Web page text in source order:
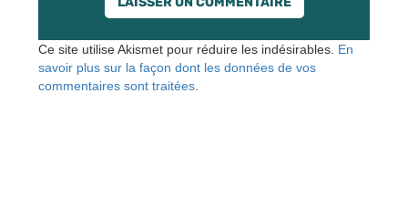
Ce site utilise Akismet pour réduire les indésirables. En
savoir plus sur la façon dont les données de vos
commentaires sont traitées